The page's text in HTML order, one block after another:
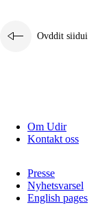
Ovddit siidui
Om Udir
Kontakt oss
Presse
Nyhetsvarsel
English pages